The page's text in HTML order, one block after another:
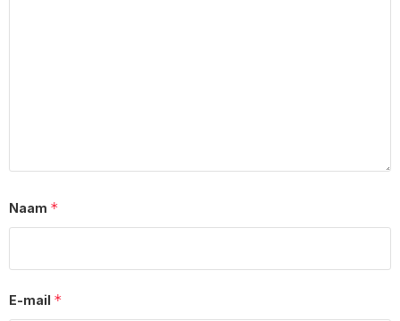
Naam *
E-mail *